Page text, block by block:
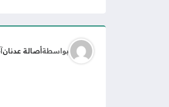
بواسطةأصالة عدنان